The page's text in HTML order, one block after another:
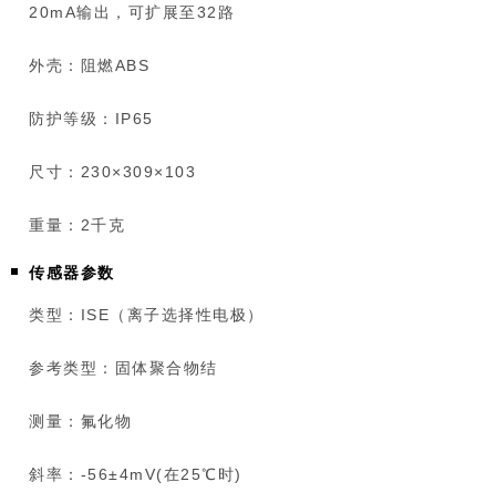
20mA输出，可扩展至32路
外壳：阻燃ABS
防护等级：IP65
尺寸：230×309×103
重量：2千克
传感器参数
类型：ISE（离子选择性电极）
参考类型：固体聚合物结
测量：氟化物
斜率：-56±4mV(在25℃时)